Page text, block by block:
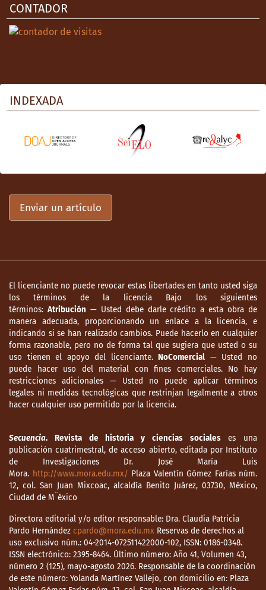
CONTADOR
INDEXADA
Enviar un artículo
El licenciante no puede revocar estas libertades en tanto usted siga
los términos de la licencia Bajo los siguientes
términos: Atribución — Usted debe darle crédito a esta obra de
manera adecuada, proporcionando un enlace a la licencia, e
indicando si se han realizado cambios. Puede hacerlo en cualquier
forma razonable, pero no de forma tal que sugiera que usted o su
uso tienen el apoyo del licenciante.NoComercial — Usted no
puede hacer uso del material con fines comerciales. No hay
restricciones adicionales — Usted no puede aplicar términos
legales ni medidas tecnológicas que restrinjan legalmente a otros
hacer cualquier uso permitido por la licencia.
Secuencia. Revista de historia y ciencias socialeses una
publicación cuatrimestral, de acceso abierto, editada por Instituto
de Investigaciones Dr. José María Luis
Mora. http://www.mora.edu.mx/ Plaza Valentín Gómez Farías núm.
12, col. San Juan Mixcoac, alcaldía Benito Juárez, 03730, México,
Ciudad de M¨éxico
Directora editorial y/o editor responsable: Dra. Claudia Patricia
Pardo Hernández cpardo@mora.edu.mx Reservas de derechos al
uso exclusivo núm.: 04-2014-072511422000-102, ISSN: 0186-0348.
ISSN electrónico: 2395-8464. Último número: Año 41, Volumen 43,
número 2 (125), mayo-agosto 2026. Responsable de la coordinación
de este número: Yolanda Martínez Vallejo, con domicilio en: Plaza